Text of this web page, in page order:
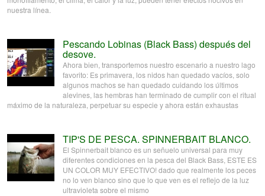
nuestra línea.
Pescando Lobinas (Black Bass) después del
desove.
Ahora bien, transportemos nuestro escenario a nuestro lago
favorito: Es primavera, los nidos han quedado vacíos, solo
algunos machos se han quedado cuidando los últimos
alevines, las hembras han terminado de cumplir con el ritual
máximo de la naturaleza, perpetuar su especie y ahora están exhaustas
TIP'S DE PESCA. SPINNERBAIT BLANCO.
El Spinnerbait blanco es un señuelo universal para muy
diferentes condiciones en la pesca del Black Bass, ESTE ES
UN COLOR MUY EFECTIVO! dado que realmente los peces
no lo ven blanco sino que lo que ven es el reflejo de la luz
ultravioleta sobre el mismo